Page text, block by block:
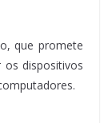
que promete
dispositivos